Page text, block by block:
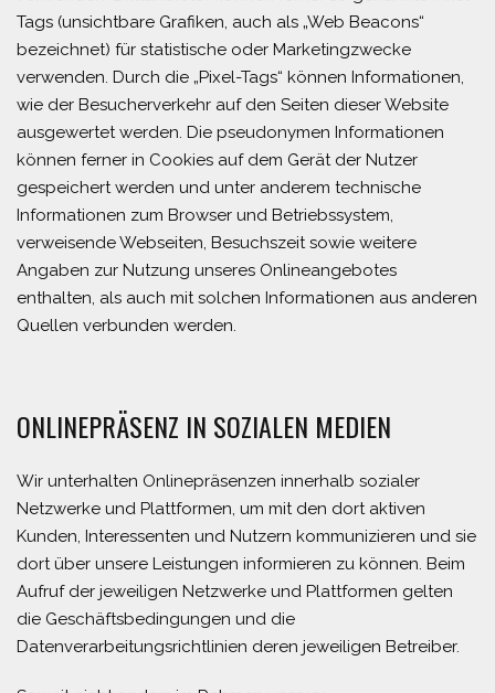
Tags (unsichtbare Grafiken, auch als „Web Beacons“
bezeichnet) für statistische oder Marketingzwecke
verwenden. Durch die „Pixel-Tags“ können Informationen,
wie der Besucherverkehr auf den Seiten dieser Website
ausgewertet werden. Die pseudonymen Informationen
können ferner in Cookies auf dem Gerät der Nutzer
gespeichert werden und unter anderem technische
Informationen zum Browser und Betriebssystem,
verweisende Webseiten, Besuchszeit sowie weitere
Angaben zur Nutzung unseres Onlineangebotes
enthalten, als auch mit solchen Informationen aus anderen
Quellen verbunden werden.
ONLINEPRÄSENZ IN SOZIALEN MEDIEN
Wir unterhalten Onlinepräsenzen innerhalb sozialer
Netzwerke und Plattformen, um mit den dort aktiven
Kunden, Interessenten und Nutzern kommunizieren und sie
dort über unsere Leistungen informieren zu können. Beim
Aufruf der jeweiligen Netzwerke und Plattformen gelten
die Geschäftsbedingungen und die
Datenverarbeitungsrichtlinien deren jeweiligen Betreiber.